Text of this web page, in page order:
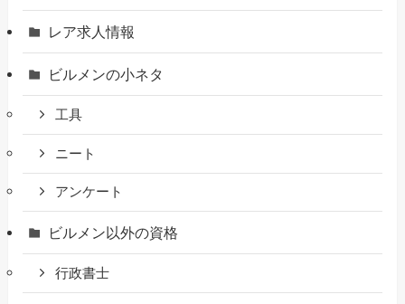
レア求人情報
ビルメンの小ネタ
工具
ニート
アンケート
ビルメン以外の資格
行政書士